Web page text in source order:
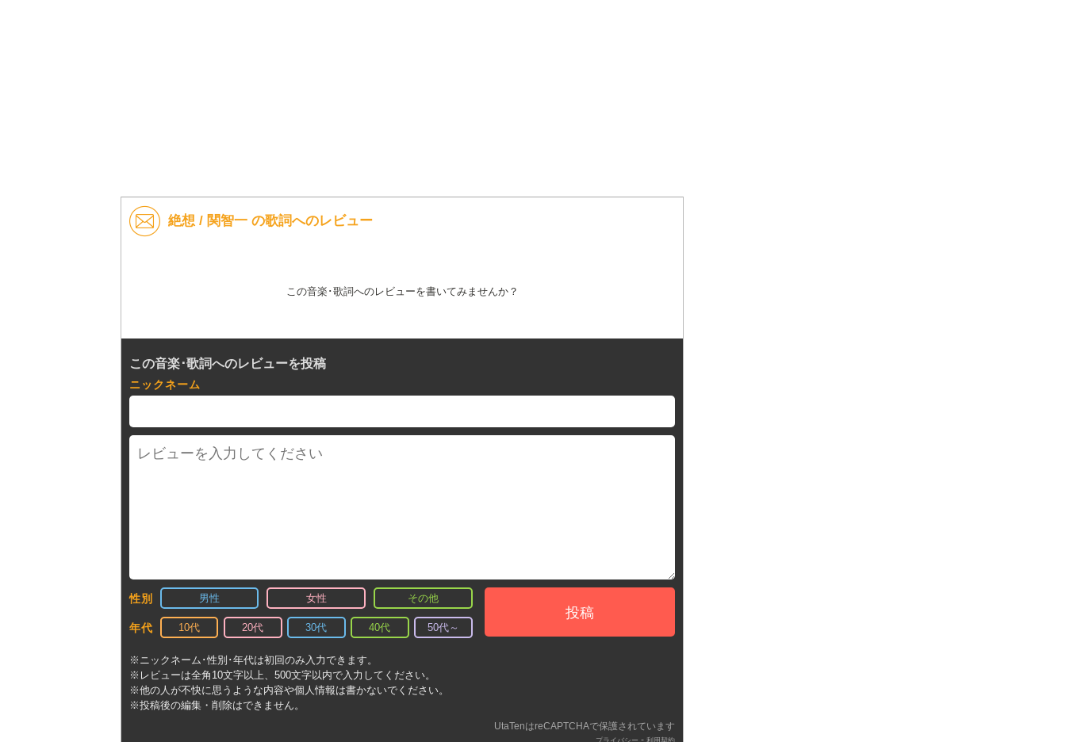
絶想 / 関智一 の歌詞へのレビュー
この音楽･歌詞へのレビューを書いてみませんか？
この音楽･歌詞へのレビューを投稿
ニックネーム
性別 男性 女性 その他
年代 10代 20代 30代 40代 50代～
投稿
※ニックネーム･性別･年代は初回のみ入力できます。
※レビューは全角10文字以上、500文字以内で入力してください。
※他の人が不快に思うような内容や個人情報は書かないでください。
※投稿後の編集・削除はできません。
UtaTenはreCAPTCHAで保護されています
プライバシー - 利用契約